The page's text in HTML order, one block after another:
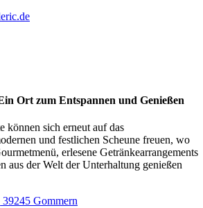
Ort zum Entspannen und Genießen
können sich erneut auf das
und festlichen Scheune freuen, wo
erlesene Getränkearrangements
aus der Welt der Unterhaltung genießen
39245 Gommern